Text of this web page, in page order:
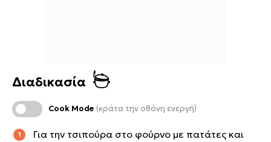
Διαδικασία
Cook Mode (κράτα την οθόνη ενεργή)
Για την τσιπούρα στο φούρνο με πατάτες και